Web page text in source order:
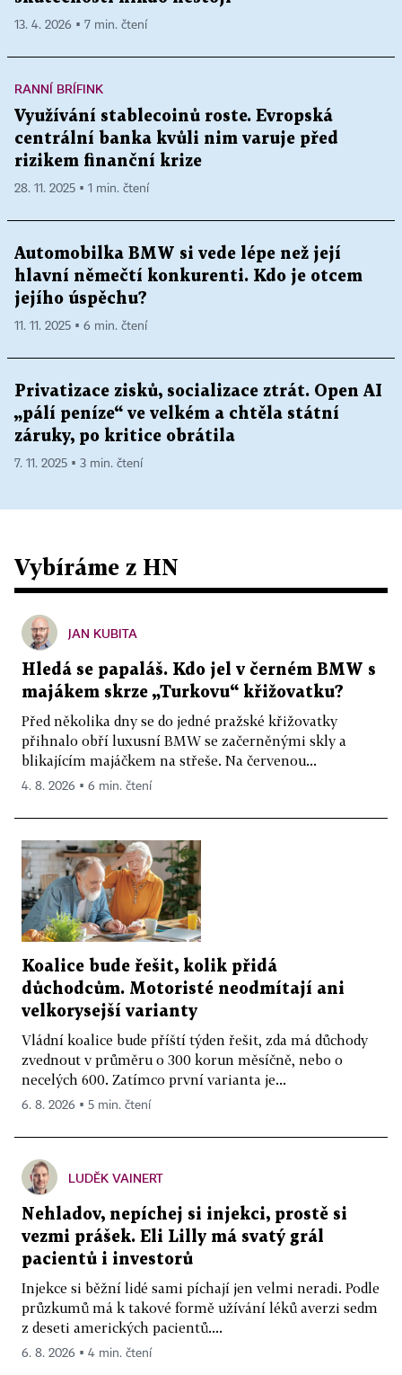
13. 4. 2026 ▪ 7 min. čtení
RANNÍ BRÍFINK
Využívání stablecoinů roste. Evropská
centrální banka kvůli nim varuje před
rizikem finanční krize
28. 11. 2025 ▪ 1 min. čtení
Automobilka BMW si vede lépe než její
hlavní němečtí konkurenti. Kdo je otcem
jejího úspěchu?
11. 11. 2025 ▪ 6 min. čtení
Privatizace zisků, socializace ztrát. Open AI
„pálí peníze“ ve velkém a chtěla státní
záruky, po kritice obrátila
7. 11. 2025 ▪ 3 min. čtení
Vybíráme z HN
JAN KUBITA
Hledá se papaláš. Kdo jel v černém BMW s
majákem skrze „Turkovu“ křižovatku?
Před několika dny se do jedné pražské křižovatky
přihnalo obří luxusní BMW se začerněnými skly a
blikajícím majáčkem na střeše. Na červenou...
4. 8. 2026 ▪ 6 min. čtení
Koalice bude řešit, kolik přidá
důchodcům. Motoristé neodmítají ani
velkorysejší varianty
Vládní koalice bude příští týden řešit, zda má důchody
zvednout v průměru o 300 korun měsíčně, nebo o
necelých 600. Zatímco první varianta je...
6. 8. 2026 ▪ 5 min. čtení
LUDĚK VAINERT
Nehladov, nepíchej si injekci, prostě si
vezmi prášek. Eli Lilly má svatý grál
pacientů i investorů
Injekce si běžní lidé sami píchají jen velmi neradi. Podle
průzkumů má k takové formě užívání léků averzi sedm
z deseti amerických pacientů....
6. 8. 2026 ▪ 4 min. čtení